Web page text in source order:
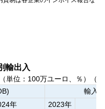
輸出入
（単位：100万ユーロ、％）（
輸入
年 2023年